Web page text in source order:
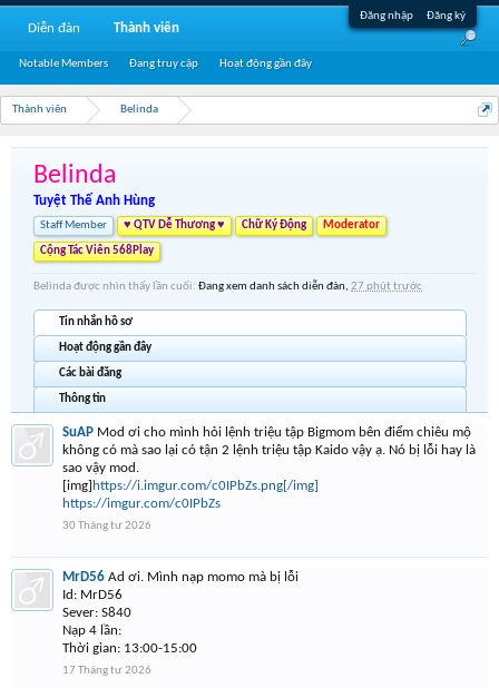
Đăng nhập Đăng ký
Thành viên Belinda
Belinda
Tuyệt Thế Anh Hùng
Staff Member ♥ QTV Dễ Thương ♥ Chữ Ký Động Moderator
Cộng Tác Viên 568Play
Belinda được nhìn thấy lần cuối: Đang xem danh sách diễn đàn, 27 phút trước
Tin nhắn hồ sơ
Hoạt động gần đây
Các bài đăng
Thông tin
SuAP Mod ơi cho mình hỏi lệnh triệu tập Bigmom bên điểm chiêu mộ
không có mà sao lại có tận 2 lệnh triệu tập Kaido vậy ạ. Nó bị lỗi hay là
sao vậy mod.
[img] https://i.imgur.com/c0IPbZs.png[/img]
https://imgur.com/c0IPbZs
30 Tháng tư 2026
MrD56 Ad ơi. Mình nạp momo mà bị lỗi
Id: MrD56
Sever: S840
Nạp 4 lần:
Thời gian: 13:00-15:00
17 Tháng tư 2026
Diễn đàn Thành viên
Notable Members Đang truy cập Hoạt động gần đây